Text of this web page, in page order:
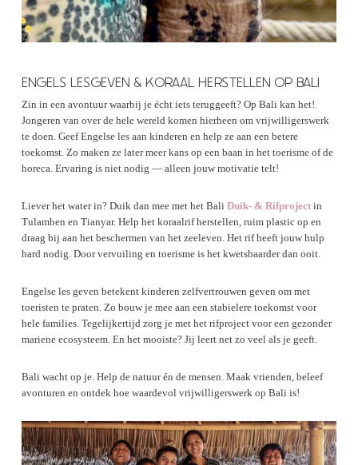
ENGELS LESGEVEN & KORAAL HERSTELLEN OP BALI
Zin in een avontuur waarbij je écht iets teruggeeft? Op Bali kan het!
Jongeren van over de hele wereld komen hierheen om vrijwilligerswerk
te doen. Geef Engelse les aan kinderen en help ze aan een betere
toekomst. Zo maken ze later meer kans op een baan in het toerisme of de
horeca. Ervaring is niet nodig — alleen jouw motivatie telt!
Liever het water in? Duik dan mee met het Bali Duik- & Rifprojectin
Tulamben en Tianyar. Help het koraalrif herstellen, ruim plastic op en
draag bij aan het beschermen van het zeeleven. Het rif heeft jouw hulp
hard nodig. Door vervuiling en toerisme is het kwetsbaarder dan ooit.
Engelse les geven betekent kinderen zelfvertrouwen geven om met
toeristen te praten. Zo bouw je mee aan een stabielere toekomst voor
hele families. Tegelijkertijd zorg je met het rifproject voor een gezonder
mariene ecosysteem. En het mooiste? Jij leert net zo veel als je geeft.
Bali wacht op je. Help de natuur én de mensen. Maak vrienden, beleef
avonturen en ontdek hoe waardevol vrijwilligerswerk op Bali is!